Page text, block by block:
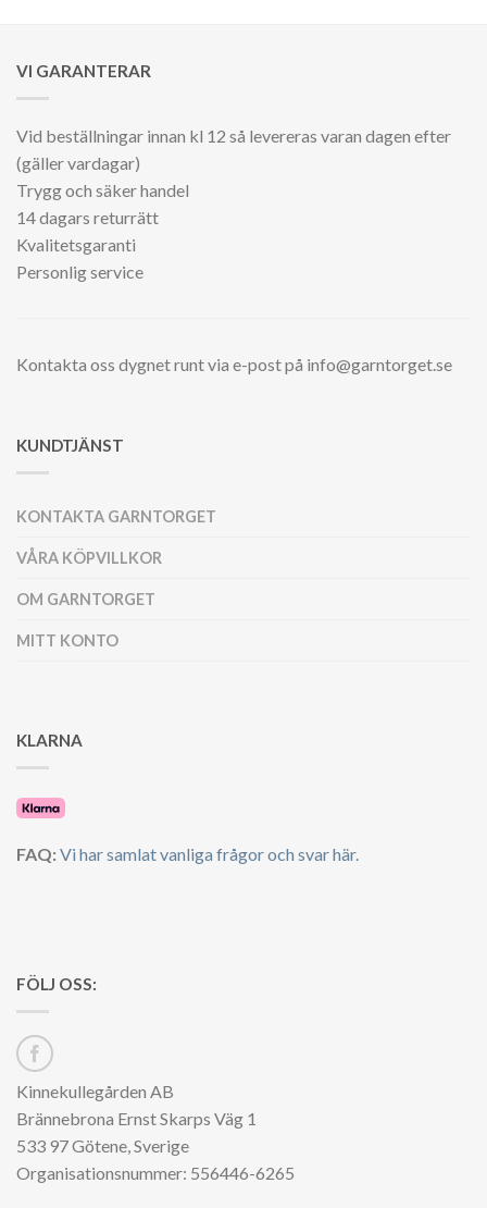
VI GARANTERAR
Vid beställningar innan kl 12 så levereras varan dagen efter
(gäller vardagar)
Trygg och säker handel
14 dagars returrätt
Kvalitetsgaranti
Personlig service
Kontakta oss dygnet runt via e-post på info@garntorget.se
KUNDTJÄNST
KONTAKTA GARNTORGET
VÅRA KÖPVILLKOR
OM GARNTORGET
MITT KONTO
KLARNA
FAQ:Vi har samlat vanliga frågor och svar här.
FÖLJ OSS:
Kinnekullegården AB
Brännebrona Ernst Skarps Väg 1
533 97 Götene, Sverige
Organisationsnummer: 556446-6265